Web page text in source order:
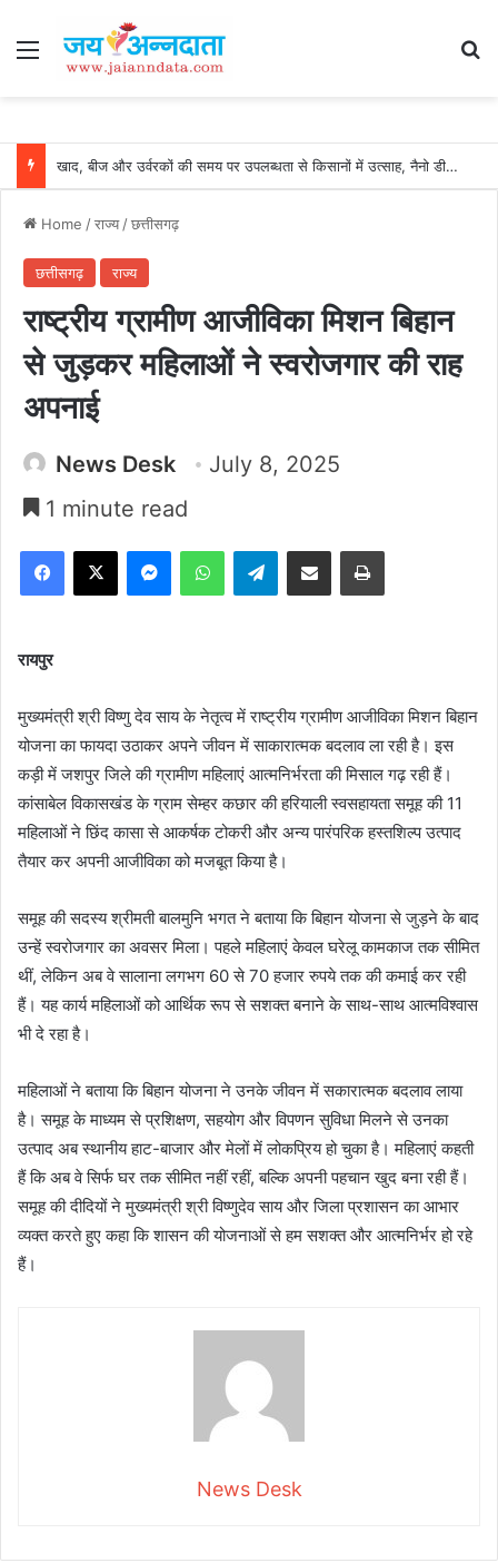
Menu
खाद, बीज और उर्वरकों की समय पर उपलब्धता से किसानों में उत्साह, नैनो डीएपी और नैनो यूरिया बने किसानों के भरोसेमंद कृषि साथी…..
Home /राज्य/छत्तीसगढ़
छत्तीसगढ़ राज्य
राष्ट्रीय ग्रामीण आजीविका मिशन बिहान
से जुड़कर महिलाओं ने स्वरोजगार की राह
अपनाई
News Desk
July 8, 2025
1 minute read
Facebook
X MessengerWhatsAppTelegramShare via Email Print
रायपुर
मुख्यमंत्री श्री विष्णु देव साय के नेतृत्व में राष्ट्रीय ग्रामीण आजीविका मिशन बिहान
योजना का फायदा उठाकर अपने जीवन में साकारात्मक बदलाव ला रही है। इस
कड़ी में जशपुर जिले की ग्रामीण महिलाएं आत्मनिर्भरता की मिसाल गढ़ रही हैं।
कांसाबेल विकासखंड के ग्राम सेम्हर कछार की हरियाली स्वसहायता समूह की 11
महिलाओं ने छिंद कासा से आकर्षक टोकरी और अन्य पारंपरिक हस्तशिल्प उत्पाद
तैयार कर अपनी आजीविका को मजबूत किया है।
समूह की सदस्य श्रीमती बालमुनि भगत ने बताया कि बिहान योजना से जुड़ने के बाद
उन्हें स्वरोजगार का अवसर मिला। पहले महिलाएं केवल घरेलू कामकाज तक सीमित
थीं, लेकिन अब वे सालाना लगभग 60 से 70 हजार रुपये तक की कमाई कर रही
हैं। यह कार्य महिलाओं को आर्थिक रूप से सशक्त बनाने के साथ-साथ आत्मविश्वास
भी दे रहा है।
महिलाओं ने बताया कि बिहान योजना ने उनके जीवन में सकारात्मक बदलाव लाया
है। समूह के माध्यम से प्रशिक्षण, सहयोग और विपणन सुविधा मिलने से उनका
उत्पाद अब स्थानीय हाट-बाजार और मेलों में लोकप्रिय हो चुका है। महिलाएं कहती
हैं कि अब वे सिर्फ घर तक सीमित नहीं रहीं, बल्कि अपनी पहचान खुद बना रही हैं।
समूह की दीदियों ने मुख्यमंत्री श्री विष्णुदेव साय और जिला प्रशासन का आभार
व्यक्त करते हुए कहा कि शासन की योजनाओं से हम सशक्त और आत्मनिर्भर हो रहे
हैं।
News Desk